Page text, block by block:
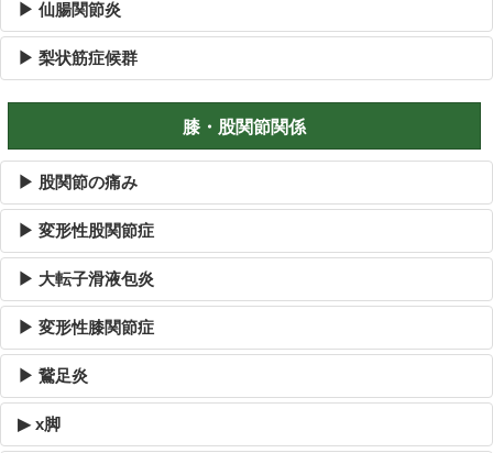
▶ 仙腸関節炎
▶ 梨状筋症候群
膝・股関節関係
▶ 股関節の痛み
▶ 変形性股関節症
▶ 大転子滑液包炎
▶ 変形性膝関節症
▶ 鵞足炎
▶ x脚